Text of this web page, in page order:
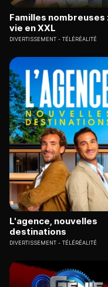
Familles nombreuses
vie en XXL
DIVERTISSEMENT TÉLÉRÉALITÉ
L'agence, nouvelles
destinations
DIVERTISSEMENT TÉLÉRÉALITÉ